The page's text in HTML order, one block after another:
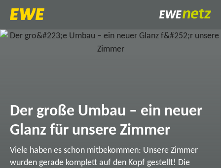
Der große Umbau – ein neuer
Glanz für unsere Zimmer
Viele haben es schon mitbekommen: Unsere Zimmer
wurden gerade komplett auf den Kopf gestellt! Die